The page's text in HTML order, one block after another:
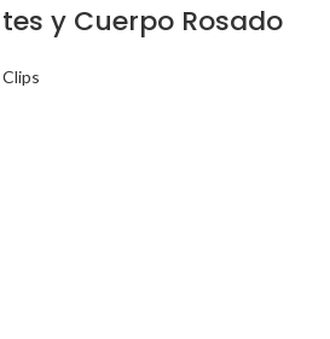
y Cuerpo Rosado
Clips